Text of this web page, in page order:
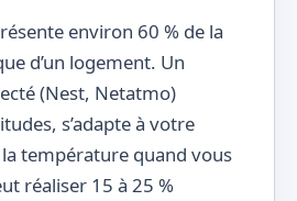
environ 60 % de la
d’un logement. Un
(Nest, Netatmo)
s’adapte à votre
la température quand vous
réaliser 15 à 25 %